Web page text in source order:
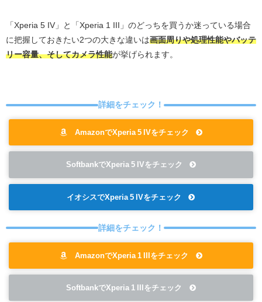
「Xperia 5 IV」と「Xperia 1 III」のどっちを買うか迷っている場合
に把握しておきたい2つの大きな違いは画面周りや処理性能やバッテ
リー容量、そしてカメラ性能が挙げられます。
詳細をチェック！
AmazonでXperia 5 IVをチェック
SoftbankでXperia 5 IVをチェック
イオシスでXperia 5 IVをチェック
詳細をチェック！
AmazonでXperia 1 IIIをチェック
SoftbankでXperia 1 IIIをチェック